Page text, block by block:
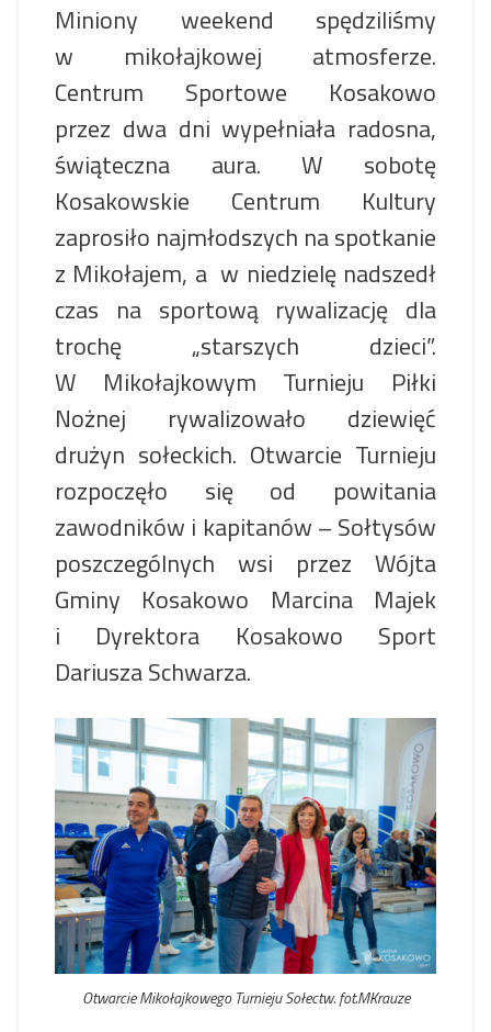
Miniony weekend spędziliśmy
w mikołajkowej atmosferze.
Centrum Sportowe Kosakowo
przez dwa dni wypełniała radosna,
świąteczna aura. W sobotę
Kosakowskie Centrum Kultury
zaprosiło najmłodszych na spotkanie
z Mikołajem, a w niedzielę nadszedł
czas na sportową rywalizację dla
trochę „starszych dzieci”.
W Mikołajkowym Turnieju Piłki
Nożnej rywalizowało dziewięć
drużyn sołeckich. Otwarcie Turnieju
rozpoczęło się od powitania
zawodników i kapitanów – Sołtysów
poszczególnych wsi przez Wójta
Gminy Kosakowo Marcina Majek
i Dyrektora Kosakowo Sport
Dariusza Schwarza.
Otwarcie Mikołajkowego Turnieju Sołectw. fot.MKrauze